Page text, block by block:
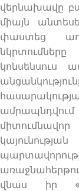
վերնախավը
միայն
փաստեց
կոնսենսուս
վնաս իր